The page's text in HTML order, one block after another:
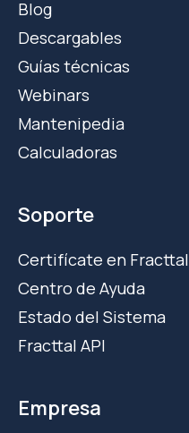
Blog
Descargables
Guías técnicas
Webinars
Mantenipedia
Calculadoras
Soporte
Certifícate en Fracttal
Centro de Ayuda
Estado del Sistema
Fracttal API
Empresa